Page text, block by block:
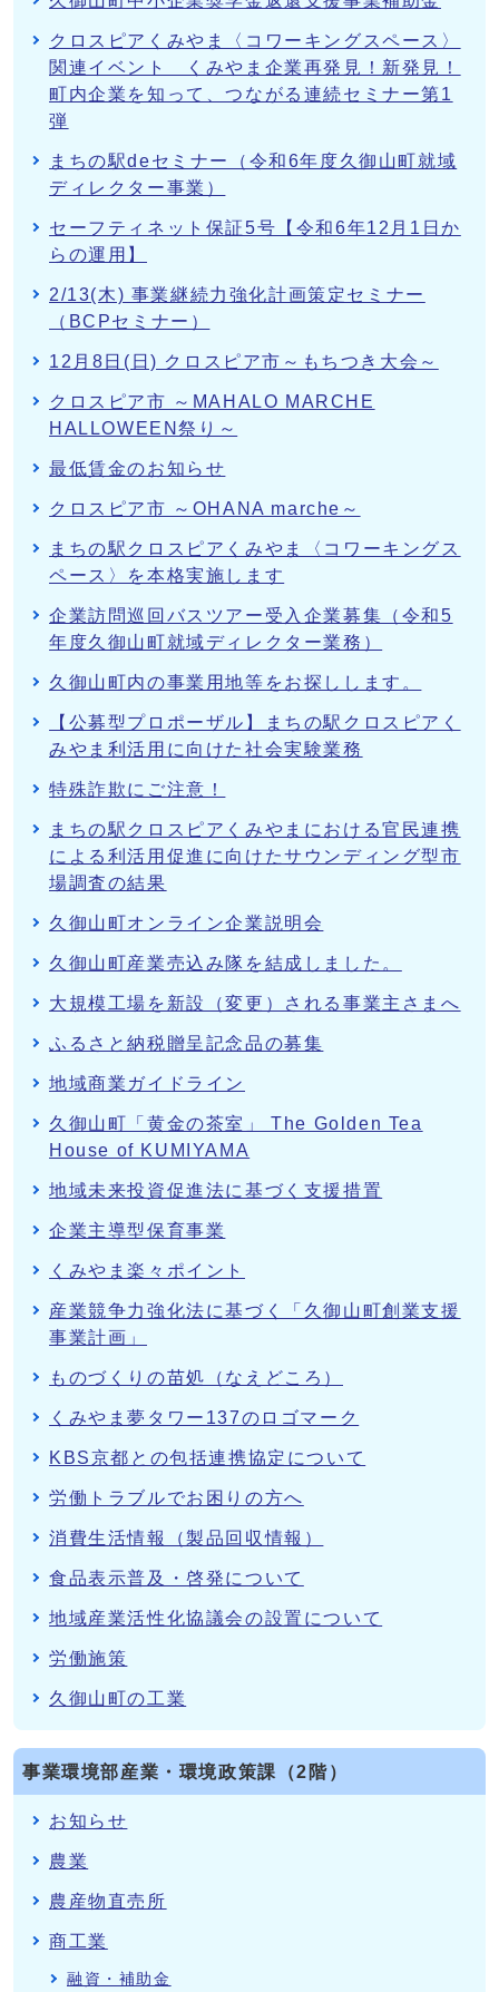
クロスピアくみやま〈コワーキングスペース〉
関連イベント くみやま企業再発見！新発見！
町内企業を知って、つながる連続セミナー第1
弾
まちの駅deセミナー（令和6年度久御山町就域
ディレクター事業）
セーフティネット保証5号【令和6年12月1日か
らの運用】
2/13(木) 事業継続力強化計画策定セミナー
（BCPセミナー）
12月8日(日) クロスピア市～もちつき大会～
クロスピア市 ～MAHALO MARCHE
HALLOWEEN祭り～
最低賃金のお知らせ
クロスピア市 ～OHANA marche～
まちの駅クロスピアくみやま〈コワーキングス
ペース〉を本格実施します
企業訪問巡回バスツアー受入企業募集（令和5
年度久御山町就域ディレクター業務）
久御山町内の事業用地等をお探しします。
【公募型プロポーザル】まちの駅クロスピアく
みやま利活用に向けた社会実験業務
特殊詐欺にご注意！
まちの駅クロスピアくみやまにおける官民連携
による利活用促進に向けたサウンディング型市
場調査の結果
久御山町オンライン企業説明会
久御山町産業売込み隊を結成しました。
大規模工場を新設（変更）される事業主さまへ
ふるさと納税贈呈記念品の募集
地域商業ガイドライン
久御山町「黄金の茶室」 The Golden Tea
House of KUMIYAMA
地域未来投資促進法に基づく支援措置
企業主導型保育事業
くみやま楽々ポイント
産業競争力強化法に基づく「久御山町創業支援
事業計画」
ものづくりの苗処（なえどころ）
くみやま夢タワー137のロゴマーク
KBS京都との包括連携協定について
労働トラブルでお困りの方へ
消費生活情報（製品回収情報）
食品表示普及・啓発について
地域産業活性化協議会の設置について
労働施策
久御山町の工業
事業環境部産業・環境政策課（2階）
お知らせ
農業
農産物直売所
商工業
融資・補助金